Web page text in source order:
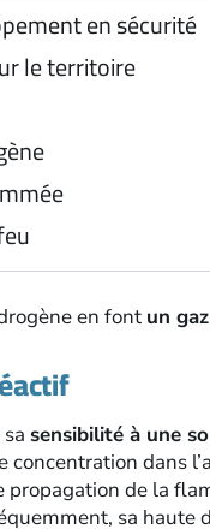
en sécurité
le territoire
en font un
sensibilité à une
dans
de la
sa haute